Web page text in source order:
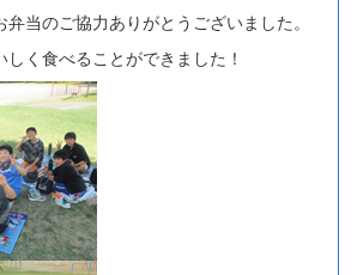
当のご協力ありがとうございました。
く食べることができました！